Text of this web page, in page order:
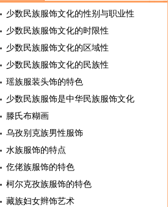
少数民族服饰文化的性别与职业性
少数民族服饰文化的时限性
少数民族服饰文化的区域性
少数民族服饰文化的民族性
瑶族服装头饰的特色
少数民族服饰是中华民族服饰文化
滕氏布糊画
乌孜别克族男性服饰
水族服饰的特点
仡佬族服饰的特色
柯尔克孜族服饰的特色
藏族妇女辫饰艺术